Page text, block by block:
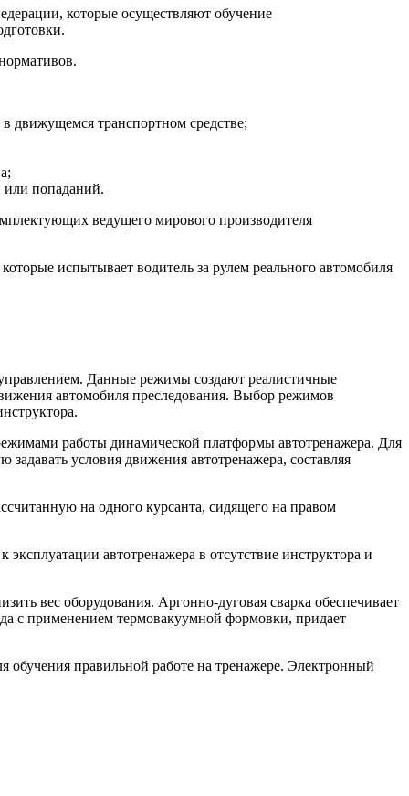
которые осуществляют обучение
движущемся транспортном средстве;
или попаданий.
ведущего мирового производителя
испытывает водитель за рулем реального автомобиля
Данные режимы создают реалистичные
автомобиля преследования. Выбор режимов
работы динамической платформы автотренажера. Для
условия движения автотренажера, составляя
на одного курсанта, сидящего на правом
автотренажера в отсутствие инструктора и
вес оборудования. Аргонно-дуговая сварка обеспечивает
с применением термовакуумной формовки, придает
обучения правильной работе на тренажере. Электронный